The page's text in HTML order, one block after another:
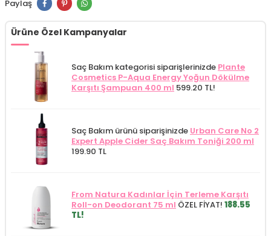
Paylaş
Ürüne Özel Kampanyalar
Saç Bakım kategorisi siparişlerinizde Plante
Cosmetics P-Aqua Energy Yoğun Dökülme
Karşıtı Şampuan 400 ml 599.20 TL!
Saç Bakım ürünü siparişinizde Urban Care No 2
Expert Apple Cider Saç Bakım Toniği 200 ml
199.90 TL
From Natura Kadınlar İçin Terleme Karşıtı
Roll-on Deodorant 75 ml ÖZEL FİYAT! 188.55
TL!